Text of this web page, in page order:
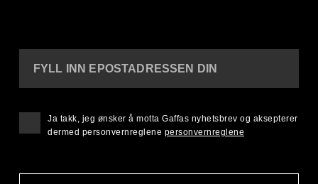
FYLL INN EPOSTADRESSEN DIN
Ja takk, jeg ønsker å motta Gaffas nyhetsbrev og aksepterer
dermed personvernreglene personvernreglene